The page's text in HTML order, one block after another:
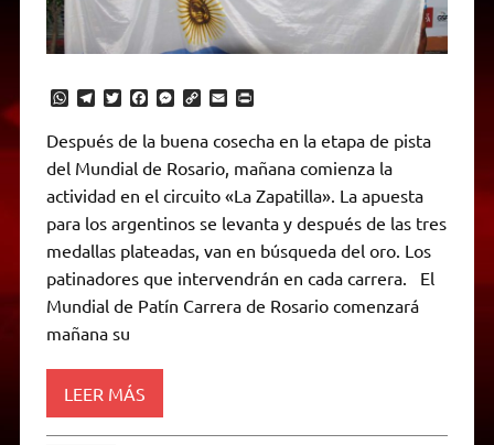
W
t
s
A
p
p
T
e
g
r
a
m
T
i
t
t
r
F
e
b
o
o
k
M
s
e
n
g
e
C
y
L
i
n
k
E
i
l
P
i
n
t
F
r
i
n
d
l
y
Después de la buena cosecha en la etapa de pista
del Mundial de Rosario, mañana comienza la
actividad en el circuito «La Zapatilla». La apuesta
para los argentinos se levanta y después de las tres
medallas plateadas, van en búsqueda del oro. Los
patinadores que intervendrán en cada carrera. El
Mundial de Patín Carrera de Rosario comenzará
mañana su
LEER MÁS